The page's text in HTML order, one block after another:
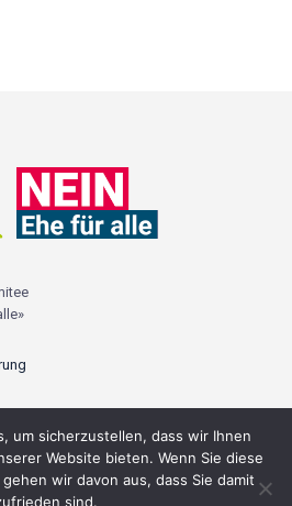
nein.ch
um sicherzustellen, dass wir Ihnen
Website bieten. Wenn Sie diese
wir davon aus, dass Sie damit
sind.